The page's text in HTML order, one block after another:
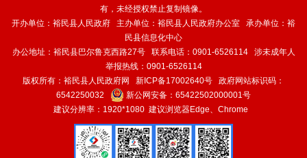
有，未经授权禁止复制镜像。
开办单位：裕民县人民政府 主办单位：裕民县人民政府办公室 承办单位：裕
民县信息化中心
办公地址：裕民县巴尔鲁克西路27号 联系电话：0901-6526114 涉未成年人
举报热线：0901-6526114
版权所有：裕民县人民政府网 新ICP备17002640号 政府网站标识码：
6542250032
新公网安备： 65422502000001号
建议分辨率：1920*1080 建议浏览器Edge、Chrome